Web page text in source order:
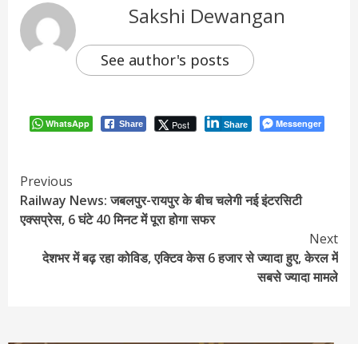
Sakshi Dewangan
See author's posts
WhatsApp Share Post Share Messenger
Continue
Reading
Previous
Railway News: जबलपुर-रायपुर के बीच चलेगी नई इंटरसिटी
एक्सप्रेस, 6 घंटे 40 मिनट में पूरा होगा सफर
Next
देशभर में बढ़ रहा कोविड, एक्टिव केस 6 हजार से ज्यादा हुए, केरल में
सबसे ज्यादा मामले